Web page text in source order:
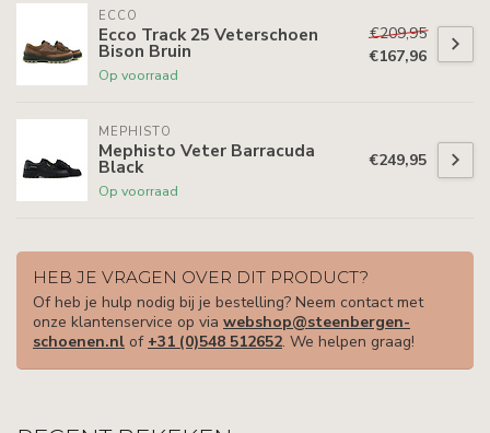
ECCO
Ecco Track 25 Veterschoen
Bison Bruin
Op voorraad
€209,95
€167,96
MEPHISTO
Mephisto Veter Barracuda
Black
Op voorraad
€249,95
HEB JE VRAGEN OVER DIT PRODUCT?
Of heb je hulp nodig bij je bestelling? Neem contact met
onze klantenservice op via webshop@steenbergen-
schoenen.nl of +31 (0)548 512652. We helpen graag!